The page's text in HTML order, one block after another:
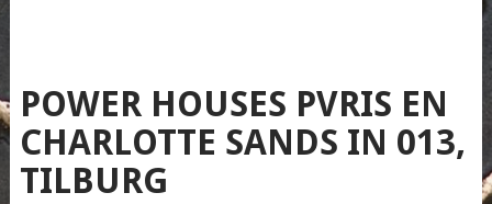
POWER HOUSES PVRIS EN
CHARLOTTE SANDS IN 013,
TILBURG